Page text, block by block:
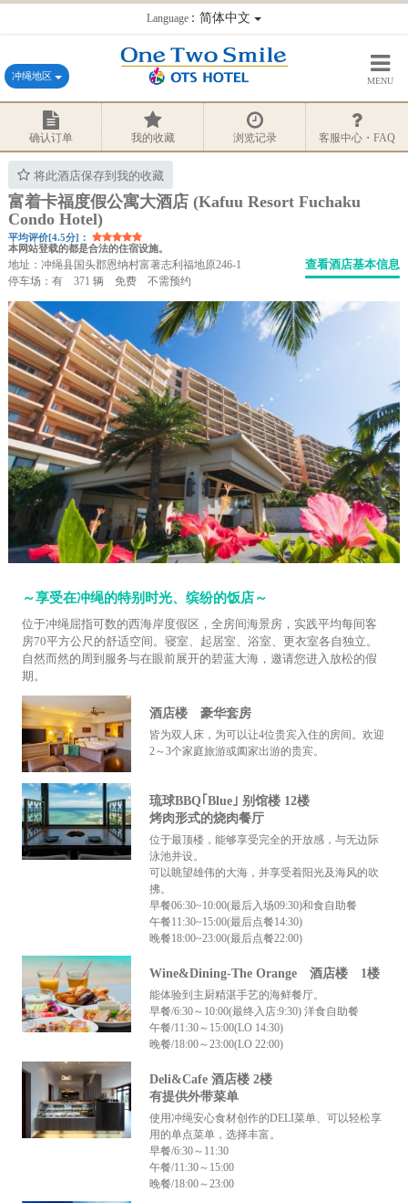
Language：简体中文
冲绳地区 MENU
确认订单 我的收藏 浏览记录 客服中心・FAQ
将此酒店保存到我的收藏
富着卡福度假公寓大酒店 (Kafuu Resort Fuchaku
Condo Hotel)
平均评价[4.5分]：
本网站登载的都是合法的住宿设施。
地址：冲绳县国头郡恩纳村富著志利福地原246-1
停车场：有 371 辆 免费 不需预约
查看酒店基本信息
～享受在冲绳的特别时光、缤纷的饭店～
位于冲绳屈指可数的西海岸度假区，全房间海景房，实践平均每间客
房70平方公尺的舒适空间。寝室、起居室、浴室、更衣室各自独立。
自然而然的周到服务与在眼前展开的碧蓝大海，邀请您进入放松的假
期。
酒店楼 豪华套房
皆为双人床，为可以让4位贵宾入住的房间。欢迎
2～3个家庭旅游或阖家出游的贵宾。
琉球BBQ｢Blue｣ 别馆楼 12楼
烤肉形式的烧肉餐厅
位于最顶楼，能够享受完全的开放感，与无边际
泳池并设。
可以眺望雄伟的大海，并享受着阳光及海风的吹
拂。
早餐06:30~10:00(最后入场09:30)和食自助餐
午餐11:30~15:00(最后点餐14:30)
晚餐18:00~23:00(最后点餐22:00)
Wine&Dining-The Orange 酒店楼 1楼
能体验到主厨精湛手艺的海鲜餐厅。
早餐/6:30～10:00(最终入店:9:30) 洋食自助餐
午餐/11:30～15:00(LO 14:30)
晚餐/18:00～23:00(LO 22:00)
Deli&Cafe 酒店楼 2楼
有提供外带菜单
使用冲绳安心食材创作的DELI菜单、可以轻松享
用的单点菜单，选择丰富。
早餐/6:30～11:30
午餐/11:30～15:00
晚餐/18:00～23:00